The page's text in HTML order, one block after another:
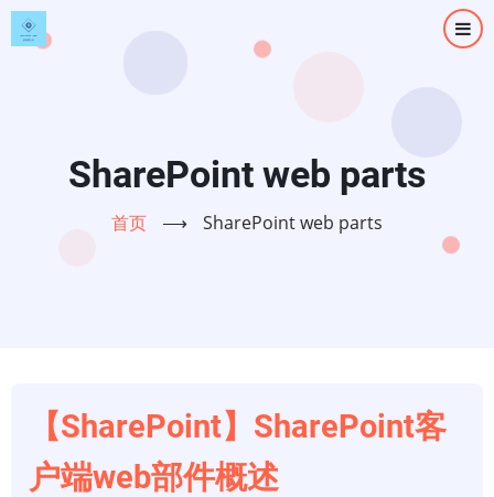
跳
转
SharePoint web parts
首页 ⟶ SharePoint web parts
【SharePoint】SharePoint客
户端web部件概述